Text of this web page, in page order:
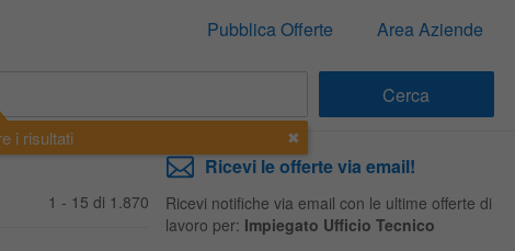
Pubblica Offerte Area Aziende
i risultati
1 - 15 di 1.870
Ricevi le offerte via email!
Ricevi notifiche via email con le ultime offerte di
lavoro per: Impiegato Ufficio Tecnico